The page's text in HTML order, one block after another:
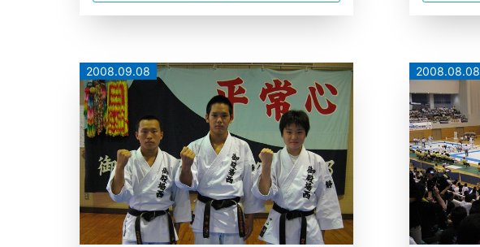
2008.09.08 2008.08.08